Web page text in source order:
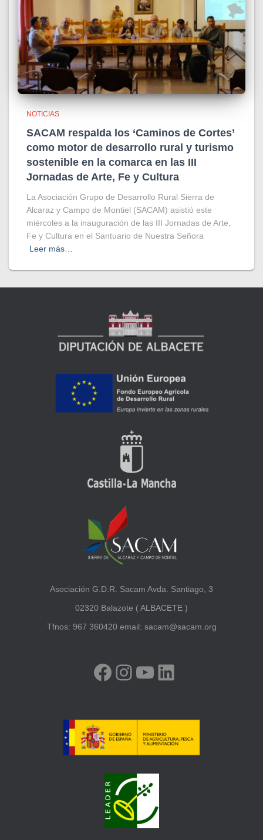
NOTICIAS
SACAM respalda los ‘Caminos de Cortes’
como motor de desarrollo rural y turismo
sostenible en la comarca en las III
Jornadas de Arte, Fe y Cultura
La Asociación Grupo de Desarrollo Rural Sierra de
Alcaraz y Campo de Montiel (SACAM) asistió este
miércoles a la inauguración de las III Jornadas de Arte,
Fe y Cultura en el Santuario de Nuestra Señora
Leer más…
Asociación G.D.R. Sacam Avda. Santiago, 3
02320 Balazote ( ALBACETE )
Tfnos: 967 360420 email: sacam@sacam.org
FACEBOOK INSTAGRAM YOUTUBE